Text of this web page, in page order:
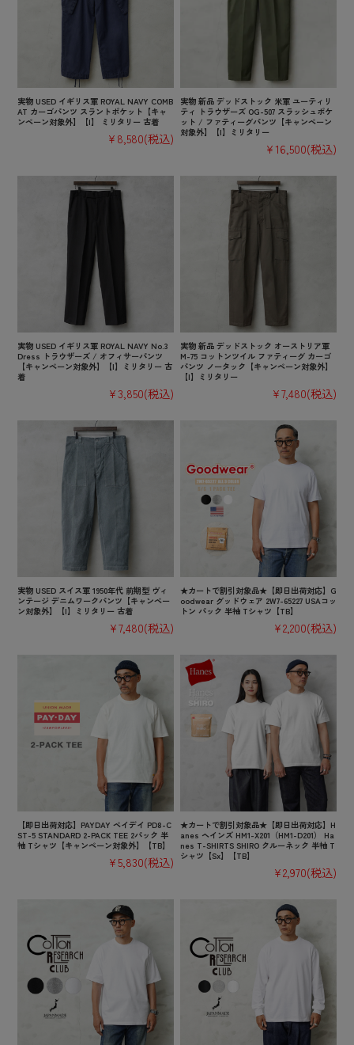
実物 USED イギリス軍 ROYAL NAVY COMB
AT カーゴパンツ スラントポケット【キャ
ンペーン対象外】【I】 ミリタリー 古着
¥8,580(税込)
実物 新品 デッドストック 米軍 ユーティリ
ティ トラウザーズ OG-507 スラッシュポケ
ット / ファティーグパンツ【キャンペーン
対象外】【I】ミリタリー
¥16,500(税込)
実物 USED イギリス軍 ROYAL NAVY No.3
Dress トラウザーズ / オフィサーパンツ
【キャンペーン対象外】【I】ミリタリー 古
着
¥3,850(税込)
実物 新品 デッドストック オーストリア軍
M-75 コットンツイル ファティーグ カーゴ
パンツ ノータック【キャンペーン対象外】
【I】ミリタリー
¥7,480(税込)
実物 USED スイス軍 1950年代 前期型 ヴィ
ンテージ デニムワークパンツ【キャンペー
ン対象外】【I】ミリタリー 古着
¥7,480(税込)
★カートで割引対象品★【即日出荷対応】G
oodwear グッドウェア 2W7-65227 USAコッ
トン パック 半袖 Tシャツ【TB】
¥2,200(税込)
【即日出荷対応】PAYDAY ペイデイ PD8-C
ST-5 STANDARD 2-PACK TEE 2パック 半
袖 Tシャツ【キャンペーン対象外】【TB】
¥5,830(税込)
★カートで割引対象品★【即日出荷対応】H
anes ヘインズ HM1-X201（HM1-D201） Ha
nes T-SHIRTS SHIRO クルーネック 半袖 T
シャツ【Sx】【TB】
¥2,970(税込)